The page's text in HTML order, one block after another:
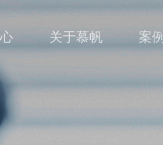
关于慕帆 案例